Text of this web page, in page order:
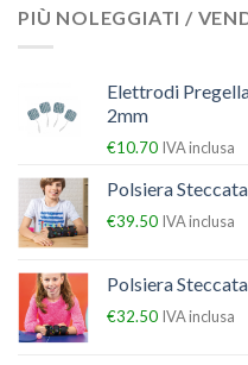
PIÙ NOLEGGIATI /
Elettrodi
2mm
€10.70 IVA inclusa
Polsiera
€39.50 IVA inclusa
Polsiera
€32.50 IVA inclusa